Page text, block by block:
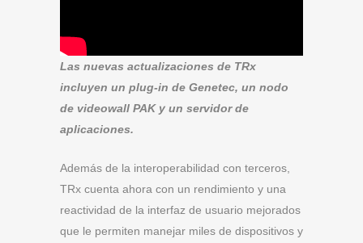
Las nuevas actualizaciones de TRx
incluyen un plug-in de Genetec, un nodo
de videowall PAK y un servidor de
aplicaciones.
Además de la interoperabilidad con terceros,
TRx cuenta ahora con un rendimiento y una
reactividad de la interfaz de usuario mejorados
que le permiten manejar miles de dispositivos y